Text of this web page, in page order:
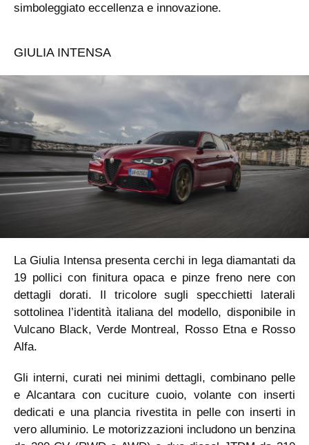
simboleggiato eccellenza e innovazione.
GIULIA INTENSA
La Giulia Intensa presenta cerchi in lega diamantati da
19 pollici con finitura opaca e pinze freno nere con
dettagli dorati. Il tricolore sugli specchietti laterali
sottolinea l’identità italiana del modello, disponibile in
Vulcano Black, Verde Montreal, Rosso Etna e Rosso
Alfa.
Gli interni, curati nei minimi dettagli, combinano pelle
e Alcantara con cuciture cuoio, volante con inserti
dedicati e una plancia rivestita in pelle con inserti in
vero alluminio. Le motorizzazioni includono un benzina